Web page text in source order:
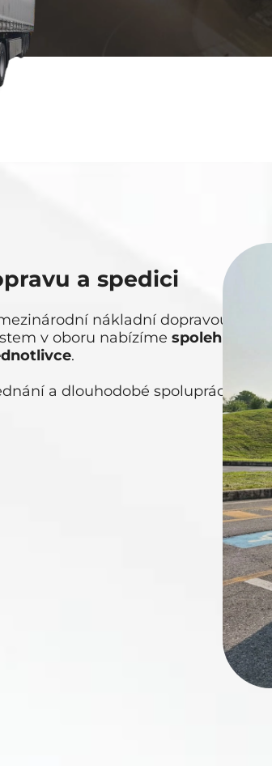
a spedici
nákladní dopravou
v oboru nabízíme spolehlivé
.
a dlouhodobé spolupráci s